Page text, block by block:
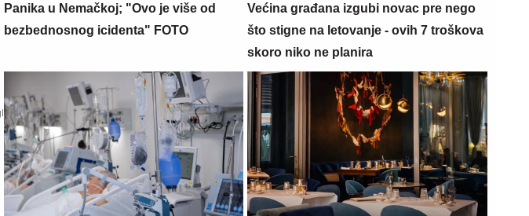
Panika u Nemačkoj; "Ovo je više od
bezbednosnog icidenta" FOTO
Većina građana izgubi novac pre nego
što stigne na letovanje - ovih 7 troškova
skoro niko ne planira